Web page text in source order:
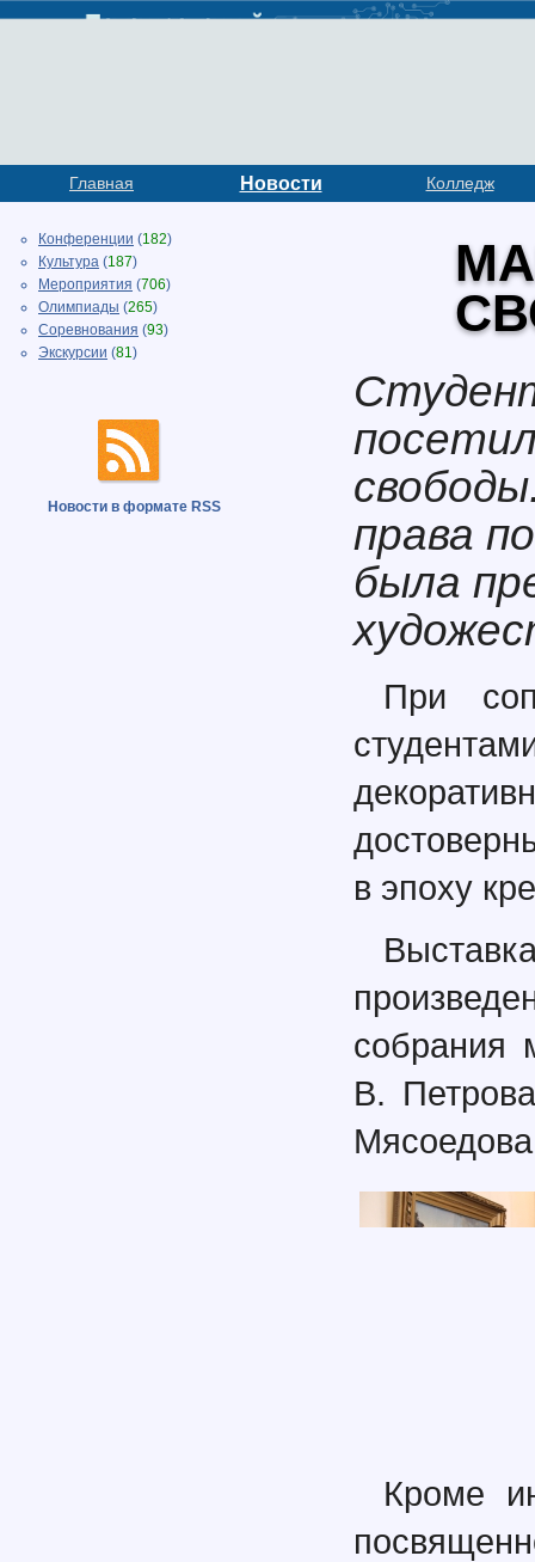
Главная Новости Колледж
Конференции (182)
Культура (187)
Мероприятия (706)
Олимпиады (265)
Соревнования (93)
Экскурсии (81)
Новости в формате RSS
права
была
При
в эпоху
собрания
В.
Кроме